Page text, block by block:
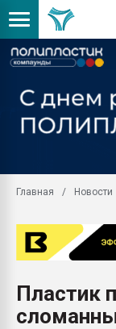
Главная Новости
Пластик